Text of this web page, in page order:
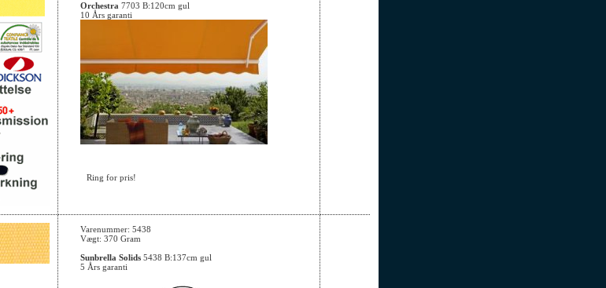
Orchestra 7703 B:120cm gul
10 Års garanti
Ring for pris!
Varenummer: 5438
Vægt: 370 Gram
Sunbrella Solids 5438 B:137cm gul
5 Års garanti